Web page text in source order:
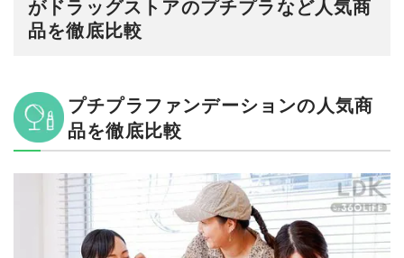
がドラッグストアのプチプラなど人気商
品を徹底比較
プチプラファンデーションの人気商
品を徹底比較